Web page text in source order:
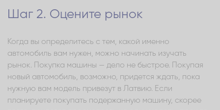
Шаг 2. Оцените рынок
Когда вы определитесь с тем, какой именно
автомобиль вам нужен, можно начинать изучать
рынок. Покупка машины — дело не быстрое. Покупая
новый автомобиль, возможно, придется ждать, пока
нужную вам модель привезут в Латвию. Если
планируете покупать подержанную машину, скорее